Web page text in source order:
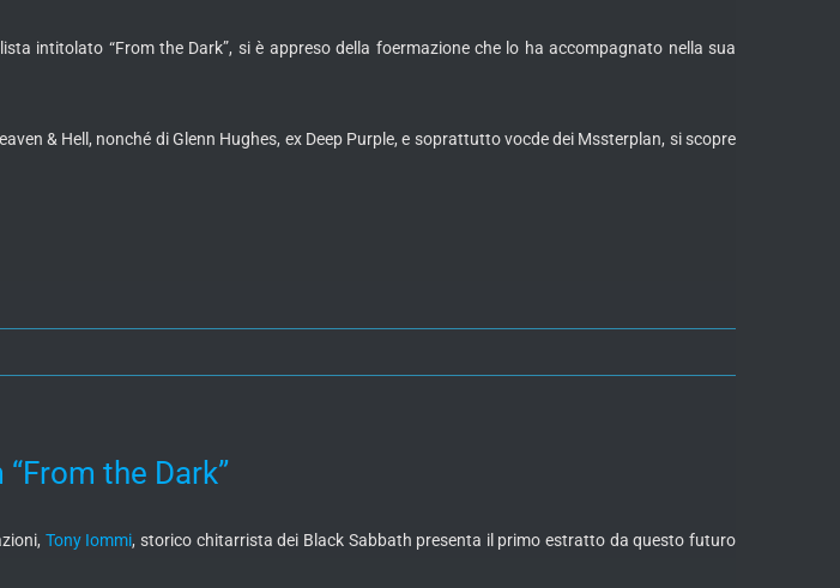
intitolato “From the Dark”, si è appreso della foermazione che lo ha accompagnato nella sua
& Hell, nonché di Glenn Hughes, ex Deep Purple, e soprattutto vocde dei Mssterplan, si scopre
the Dark”
Tony Iommi, storico chitarrista dei Black Sabbath presenta il primo estratto da questo futuro